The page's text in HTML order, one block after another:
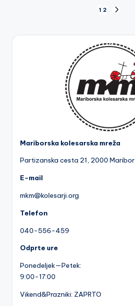
prispevkov
1 2
Mariborska kolesarska mreža
Partizanska cesta 21, 2000 Maribor
E-mail
mkm@kolesarji.org
Telefon
040-556-459
Odprte ure
Ponedeljek—Petek:
9:00-17:00
Vikend&Prazniki: ZAPRTO